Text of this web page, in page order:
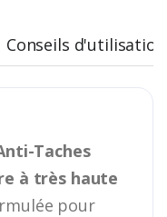
Conseils d'utilisation
Taches
à très haute
pour